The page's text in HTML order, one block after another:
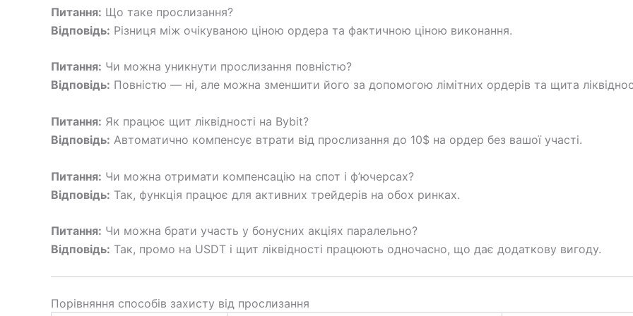
Питання: Що таке прослизання?
Відповідь: Різниця між очікуваною ціною ордера та фактичною ціною виконання.
Питання: Чи можна уникнути прослизання повністю?
Відповідь: Повністю — ні, але можна зменшити його за допомогою лімітних ордерів та щита
Питання: Як працює щит ліквідності на Bybit?
Відповідь: Автоматично компенсує втрати від прослизання до 10$ на ордер без вашої участі.
Питання: Чи можна отримати компенсацію на спот і ф’ючерсах?
Відповідь: Так, функція працює для активних трейдерів на обох ринках.
Питання: Чи можна брати участь у бонусних акціях паралельно?
Відповідь: Так, промо на USDT і щит ліквідності працюють одночасно, що дає додаткову вигоду.
Порівняння способів захисту від прослизання